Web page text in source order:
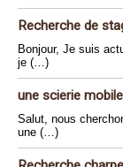
Recherche de
Bonjour, Je suis
je (…)
une scierie mobile
Salut, nous
une (…)